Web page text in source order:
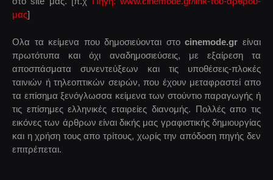
μας]
Ολα τα κείμενα που δημοσιεύονται στοcinemode.gr είναι
πρωτότυπα και όχι αναδημοσιεύσεις, με εξαίρεση τα
αποσπάσματα συνεντεύξεων και τις υποθέσεις-πλοκές
ταινιών ή τηλεοπτικών σειρών, που έχουν μεταφραστεί απο
τα επίσημα ξενόγλωσσα κείμενα των στούντιο παραγωγής ή
τις επίσημες ελληνικές εταιρείες διανομής. Πολλές απο τις
εικόνες των άρθρων είναι δικής μας γραφιστικής δημιουργίας
και η χρήση τους απο τρίτους, χωρίς την απόδοση πηγής δεν
επιτρέπεται.